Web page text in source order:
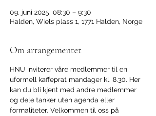
09. juni 2025, 08:30 – 9:30
Halden, Wiels plass 1, 1771 Halden, Norge
Om arrangementet
HNU inviterer våre medlemmer til en
uformell kaffeprat mandager kl. 8.30. Her
kan du bli kjent med andre medlemmer
og dele tanker uten agenda eller
formaliteter. Velkommen til oss på